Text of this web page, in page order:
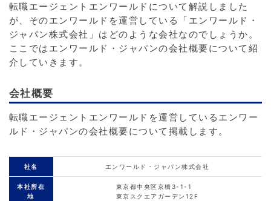
転職エージェントエンワールドについて解説しました
が、そのエンワールドを運営している「エンワールド・
ジャパン株式会社」はどのような会社なのでしょうか。
ここではエンワールド・ジャパンの会社概要について紹
介していきます。
会社概要
転職エージェントエンワールドを運営しているエンワー
ルド・ジャパンの会社概要について掲載します。
社名 エンワールド・ジャパン株式会社
本社所在
地
東京都中央区京橋3-1-1
東京スクエアガーデン12F